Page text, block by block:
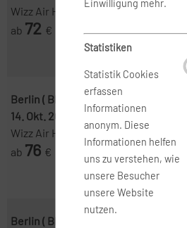
Wizz Air Hungary
ab 72 €
Berlin ( BER )
Sofia ( SOF )
14. Okt. 2026
19. Okt. 2026
Wizz Air Hungary
ab 76 €
Berlin ( BER )
Einwilligung mehr.
Statistiken
Statistik Cookies
erfassen
Informationen
anonym. Diese
Informationen helfen
uns zu verstehen, wie
unsere Besucher
unsere Website
nutzen.